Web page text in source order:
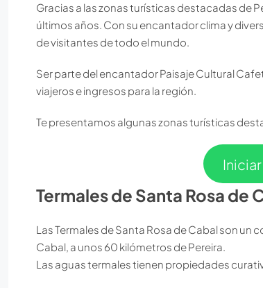
Gracias a las zonas turísticas destacadas de
últimos años. Con su encantador clima y
de visitantes de todo el mundo.
Ser parte del encantador Paisaje Cultural
viajeros e ingresos para la región.
Te presentamos algunas zonas turísticas
Termales de Santa Rosa de
Las Termales de Santa Rosa de Cabal son
Cabal, a unos 60 kilómetros de Pereira.
Las aguas termales tienen propiedades